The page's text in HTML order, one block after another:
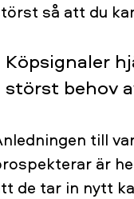
så att du
Köpsignaler
störst behov
till
är
de tar in nytt